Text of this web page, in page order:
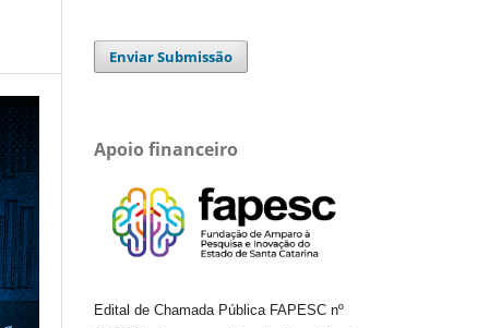
Enviar Submissão
Apoio financeiro
Edital de Chamada Pública FAPESC nº